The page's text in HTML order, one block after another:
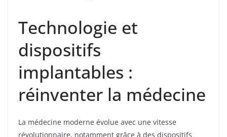
Technologie et
dispositifs
implantables :
réinventer la médecine
La médecine moderne évolue avec une vitesse
révolutionnaire, notamment grâce à des dispositifs